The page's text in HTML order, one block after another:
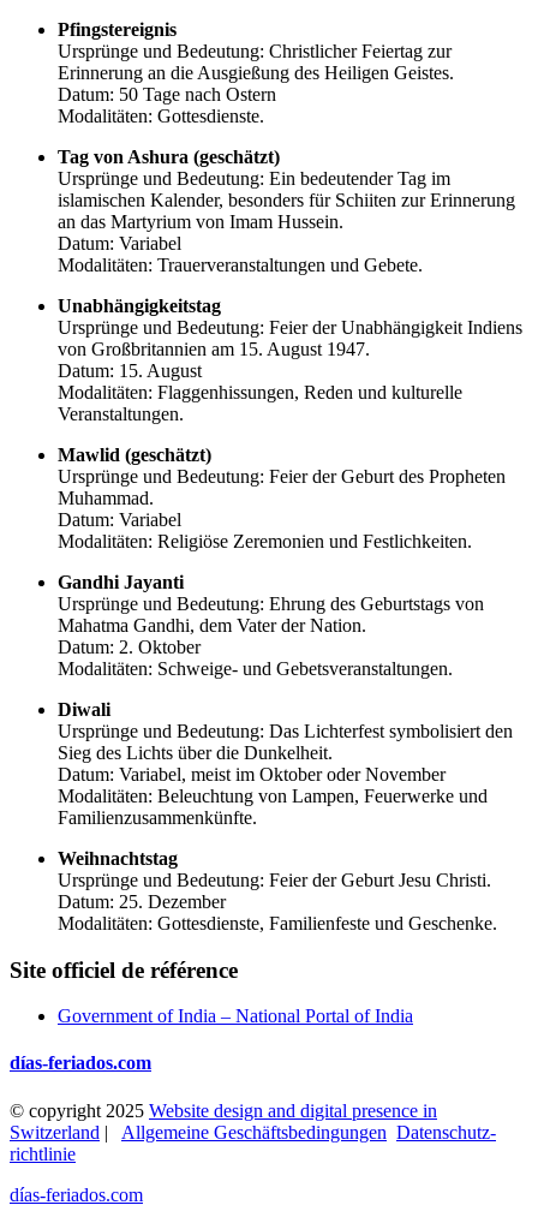
Pfingstereignis
Ursprünge und Bedeutung: Christlicher Feiertag zur
Erinnerung an die Ausgießung des Heiligen Geistes.
Datum: 50 Tage nach Ostern
Modalitäten: Gottesdienste.
Tag von Ashura (geschätzt)
Ursprünge und Bedeutung: Ein bedeutender Tag im
islamischen Kalender, besonders für Schiiten zur Erinnerung
an das Martyrium von Imam Hussein.
Datum: Variabel
Modalitäten: Trauerveranstaltungen und Gebete.
Unabhängigkeitstag
Ursprünge und Bedeutung: Feier der Unabhängigkeit Indiens
von Großbritannien am 15. August 1947.
Datum: 15. August
Modalitäten: Flaggenhissungen, Reden und kulturelle
Veranstaltungen.
Mawlid (geschätzt)
Ursprünge und Bedeutung: Feier der Geburt des Propheten
Muhammad.
Datum: Variabel
Modalitäten: Religiöse Zeremonien und Festlichkeiten.
Gandhi Jayanti
Ursprünge und Bedeutung: Ehrung des Geburtstags von
Mahatma Gandhi, dem Vater der Nation.
Datum: 2. Oktober
Modalitäten: Schweige- und Gebetsveranstaltungen.
Diwali
Ursprünge und Bedeutung: Das Lichterfest symbolisiert den
Sieg des Lichts über die Dunkelheit.
Datum: Variabel, meist im Oktober oder November
Modalitäten: Beleuchtung von Lampen, Feuerwerke und
Familienzusammenkünfte.
Weihnachtstag
Ursprünge und Bedeutung: Feier der Geburt Jesu Christi.
Datum: 25. Dezember
Modalitäten: Gottesdienste, Familienfeste und Geschenke.
Site officiel de référence
Government of India – National Portal of India
días-feriados.com
© copyright 2025 Website design and digital presence in
Switzerland | Allgemeine Geschäftsbedingungen Datenschutz­
richtlinie
días-feriados.com